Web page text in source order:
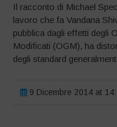
Il racconto di Michael
lavoro che fa Vandana
pubblica dagli effetti degli
Modificati (OGM), ha
degli standard
9 Dicembre 2014 at